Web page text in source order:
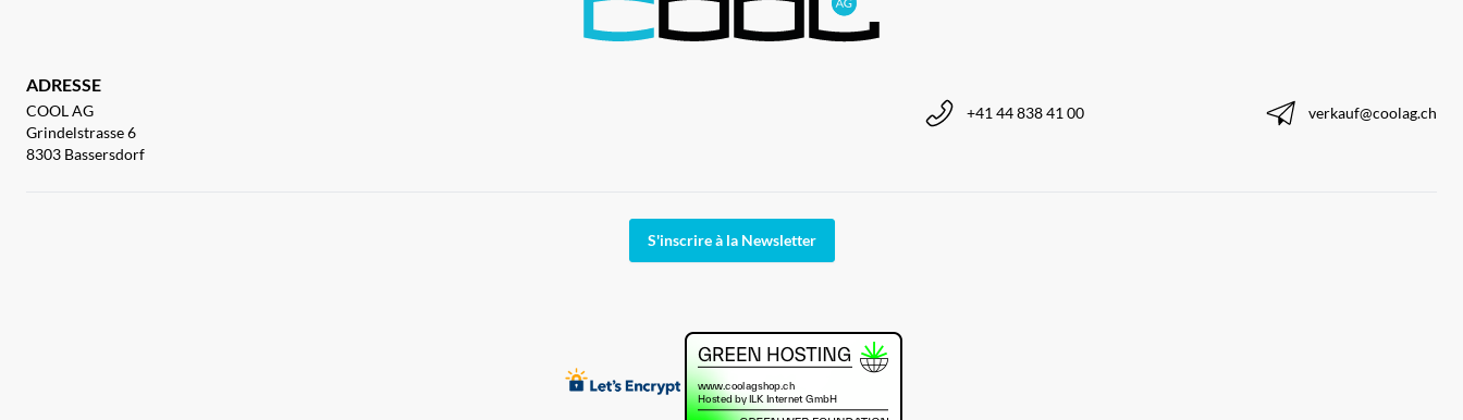
ADRESSE
COOL AG
Grindelstrasse 6
8303 Bassersdorf
+41 44 838 41 00 verkauf@coolag.ch
S'inscrire à la Newsletter